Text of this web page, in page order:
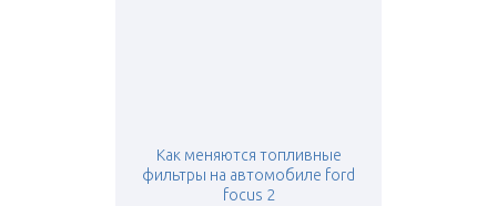
Как меняются топливные
фильтры на автомобиле ford
focus 2